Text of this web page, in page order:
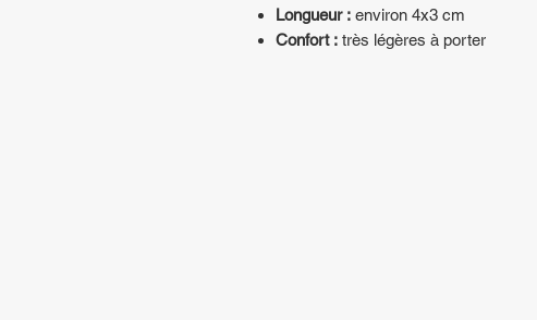
Longueur : environ 4x3 cm
Confort : très légères à porter